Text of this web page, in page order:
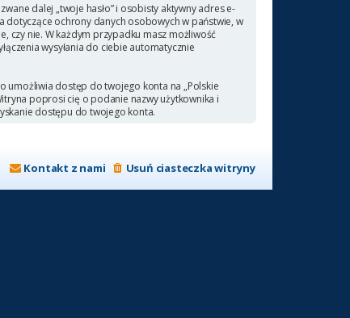
dalej „twoje hasło” i osobisty aktywny adres e-
dotyczące ochrony danych osobowych w państwie, w
czy nie. W każdym przypadku masz możliwość
wysyłania do ciebie automatycznie
umożliwia dostęp do twojego konta na „Polskie
poprosi cię o podanie nazwy użytkownika i
dostępu do twojego konta.
Usuń ciasteczka witryny
Kontakt z nami